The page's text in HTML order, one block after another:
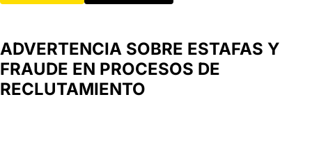
ADVERTENCIA SOBRE ESTAFAS Y
FRAUDE EN PROCESOS DE
RECLUTAMIENTO